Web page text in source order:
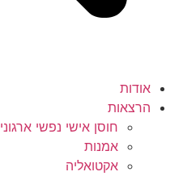
אודות
הרצאות
חוסן אישי נפשי
אמנות
אקטואליה